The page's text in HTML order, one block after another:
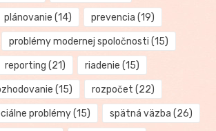
plánovanie (14) prevencia (19)
problémy modernej spoločnosti (15)
reporting (21) riadenie (15)
(15) rozpočet (22)
problémy(15) spätná väzba (26)